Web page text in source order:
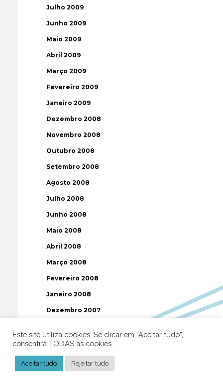
Julho 2009
Junho 2009
Maio 2009
Abril 2009
Março 2009
Fevereiro 2009
Janeiro 2009
Dezembro 2008
Novembro 2008
Outubro 2008
Setembro 2008
Agosto 2008
Julho 2008
Junho 2008
Maio 2008
Abril 2008
Março 2008
Fevereiro 2008
Janeiro 2008
Dezembro 2007
Outubro 2007
Setembro 2007
Este site utiliza cookies. Se clicar em “Aceitar tudo”,
consentirá TODAS as cookies.
Aceitar tudo Rejeitar tudo